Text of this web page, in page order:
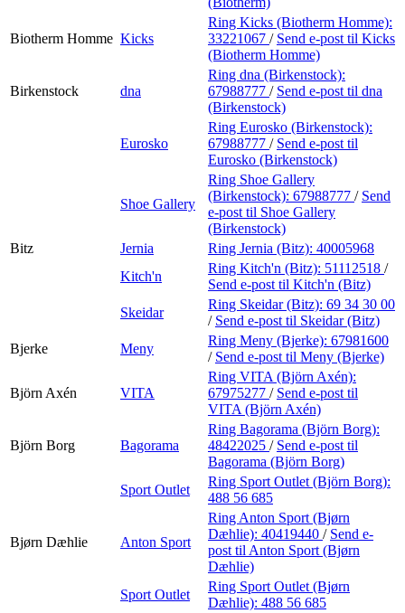
Biotherm Homme Kicks
Ring Kicks (Biotherm Homme):
33221067 / Send e-post til Kicks
(Biotherm Homme)
Birkenstock dna
Ring dna (Birkenstock):
67988777 / Send e-post til dna
(Birkenstock)
Eurosko
Ring Eurosko (Birkenstock):
67988777 / Send e-post til
Eurosko (Birkenstock)
Shoe Gallery
Ring Shoe Gallery
(Birkenstock): 67988777 / Send
e-post til Shoe Gallery
(Birkenstock)
Bitz
Jernia Ring Jernia (Bitz): 40005968
Kitch'n
Ring Kitch'n (Bitz): 51112518 /
Send e-post til Kitch'n (Bitz)
Skeidar
Ring Skeidar (Bitz): 69 34 30 00
/ Send e-post til Skeidar (Bitz)
Bjerke
Meny
Ring Meny (Bjerke): 67981600
/ Send e-post til Meny (Bjerke)
Björn Axén VITA
Ring VITA (Björn Axén):
67975277 / Send e-post til
VITA (Björn Axén)
Björn Borg Bagorama
Ring Bagorama (Björn Borg):
48422025 / Send e-post til
Bagorama (Björn Borg)
Sport Outlet
Ring Sport Outlet (Björn Borg):
488 56 685
Bjørn Dæhlie Anton Sport
Ring Anton Sport (Bjørn
Dæhlie): 40419440 / Send e-
post til Anton Sport (Bjørn
Dæhlie)
Sport Outlet
Ring Sport Outlet (Bjørn
Dæhlie): 488 56 685